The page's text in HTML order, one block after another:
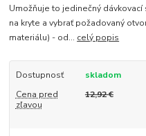
Umožňuje to jedinečný
na kryte a vybrať požadovaný
materiálu) - od... celý popis
Dostupnosť
skladom
Cena pred
zľavou
12,92 €